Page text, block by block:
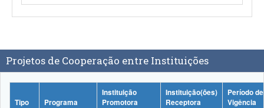
Projetos de Cooperação entre Instituições
Tipo Programa
Instituição
Promotora
Instituição(ões)
Receptora
Período de
Vigência